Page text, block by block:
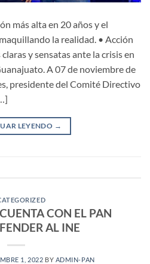
más alta en 20 años y el
la realidad. • Acción
y sensatas ante la crisis en
A 07 de noviembre de
presidente del Comité Directivo
LEYENDO →
CON EL PAN
AL INE
1, 2022 BY ADMIN-PAN